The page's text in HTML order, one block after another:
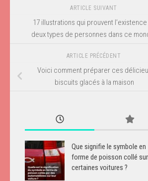
ARTICLE SUIVANT
17 illustrations qui prouvent
deux types de personnes dans ce
ARTICLE PRÉCÉDENT
Voici comment préparer ces
biscuits glacés à la maison
Que signifie le symbole en
forme de poisson collé sur
certaines voitures ?